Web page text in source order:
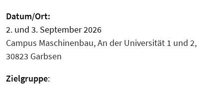
Datum/Ort:
2. und 3. September 2026
Campus Maschinenbau, An der Universität 1 und 2,
30823 Garbsen
Zielgruppe: